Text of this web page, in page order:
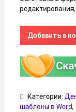
Количество
Добавить в
Категории:
шаблоны в Word,